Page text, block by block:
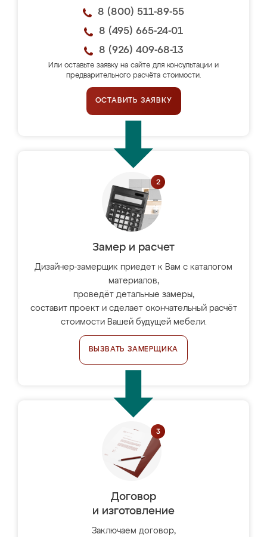
8 (800) 511-89-55
8 (495) 665-24-01
8 (926) 409-68-13
Или оставьте заявку на сайте для консультации и
предварительного расчёта стоимости.
ОСТАВИТЬ ЗАЯВКУ
Замер и расчет
Дизайнер-замерщик приедет к Вам с каталогом
материалов,
проведёт детальные замеры,
составит проект и сделает окончательный расчёт
стоимости Вашей будущей мебели.
ВЫЗВАТЬ ЗАМЕРЩИКА
Договор
и изготовление
Заключаем договор,